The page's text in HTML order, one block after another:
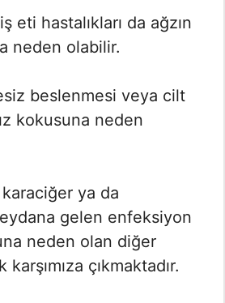
eti hastalıkları da ağzın
neden olabilir.
beslenmesi veya cilt
kokusuna neden
ya da
gelen enfeksiyon
neden olan diğer
çıkmaktadır.